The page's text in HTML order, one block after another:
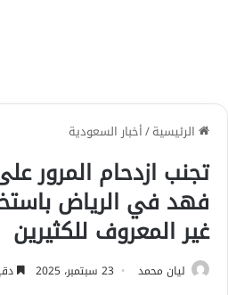
الرئيسية/أخبار السعودية
تجنب ازدحام المرور
فهد في الرياض
غير المعروف للكثيرين
ليان محمد 23 سبتمبر، 2025